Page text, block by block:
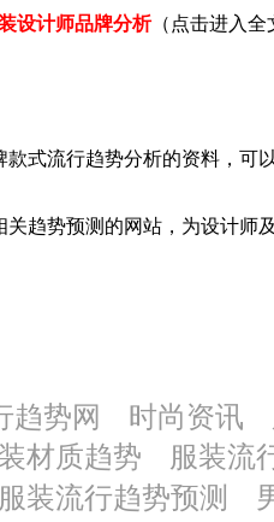
设计师品牌分析（点击进入全
款式流行趋势分析的资料，可
关趋势预测的网站，为设计师
趋势网 时尚资讯
材质趋势 服装流
服装流行趋势预测